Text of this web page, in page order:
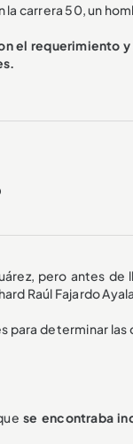
carrera 50, un
el requerimiento
pero antes de
Raúl Fajardo
para determinar
se encontraba